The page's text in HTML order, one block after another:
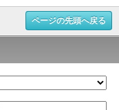
ページの先頭へ戻る